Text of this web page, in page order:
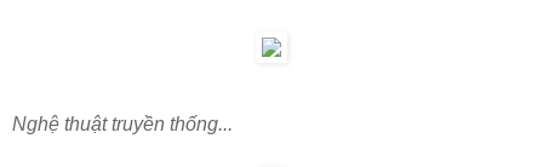
Nghệ thuật truyền thống...